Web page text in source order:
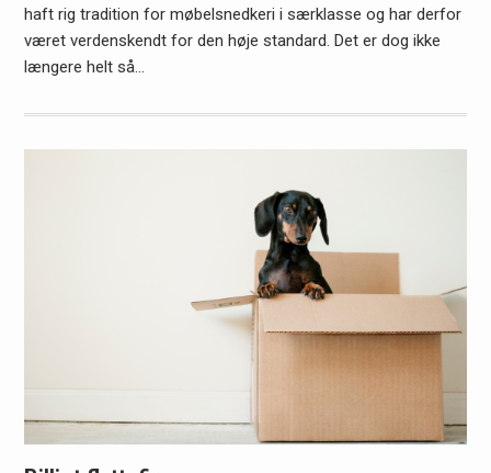
haft rig tradition for møbelsnedkeri i særklasse og har derfor
været verdenskendt for den høje standard. Det er dog ikke
længere helt så…